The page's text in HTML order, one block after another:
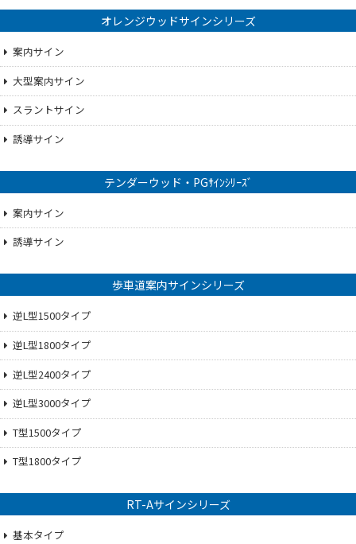
オレンジウッドサインシリーズ
案内サイン
大型案内サイン
スラントサイン
誘導サイン
テンダーウッド・PGｻｲﾝｼﾘｰｽﾞ
案内サイン
誘導サイン
歩車道案内サインシリーズ
逆L型1500タイプ
逆L型1800タイプ
逆L型2400タイプ
逆L型3000タイプ
T型1500タイプ
T型1800タイプ
RT-Aサインシリーズ
基本タイプ